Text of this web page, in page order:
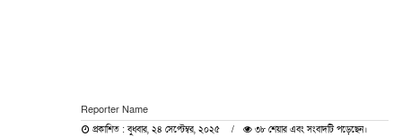
Reporter Name
প্রকাশিত : বুধবার, ২৪ সেপ্টেম্বর, ২০২৫ ৩৮ শেয়ার এবং সংবাদটি পড়েছেন।